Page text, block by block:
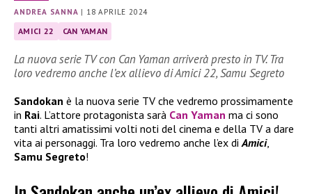
ANDREA SANNA | 18 APRILE 2024
AMICI 22 CAN YAMAN
La nuova serie TV con Can Yaman arriverà presto in TV. Tra
loro vedremo anche l’ex allievo di Amici 22, Samu Segreto
Sandokan è la nuova serie TV che vedremo prossimamente
in Rai. L’attore protagonista sarà Can Yaman ma ci sono
tanti altri amatissimi volti noti del cinema e della TV a dare
vita ai personaggi. Tra loro vedremo anche l’ex di Amici,
Samu Segreto!